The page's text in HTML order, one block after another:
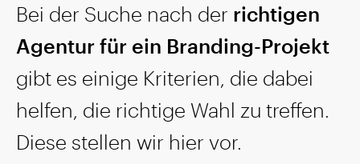
Bei der Suche nach der richtigen
Agentur für ein Branding-Projekt
gibt es einige Kriterien, die dabei
helfen, die richtige Wahl zu treffen.
Diese stellen wir hier vor.